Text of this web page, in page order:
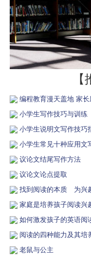
编程教育漫天盖地 家
小学生写作技巧与训练
小学生说明文写作技巧
小学生常见十种应用文
议论文结尾写作方法
议论文论点提取
找到阅读的本质 为兴
家庭是培养孩子阅读兴
如何激发孩子的英语阅
阅读的四种能力及其培
老鼠与公主